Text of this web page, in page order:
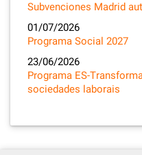
Subvenciones Madrid
01/07/2026
Programa Social 2027
23/06/2026
Programa ES-
sociedades laborais